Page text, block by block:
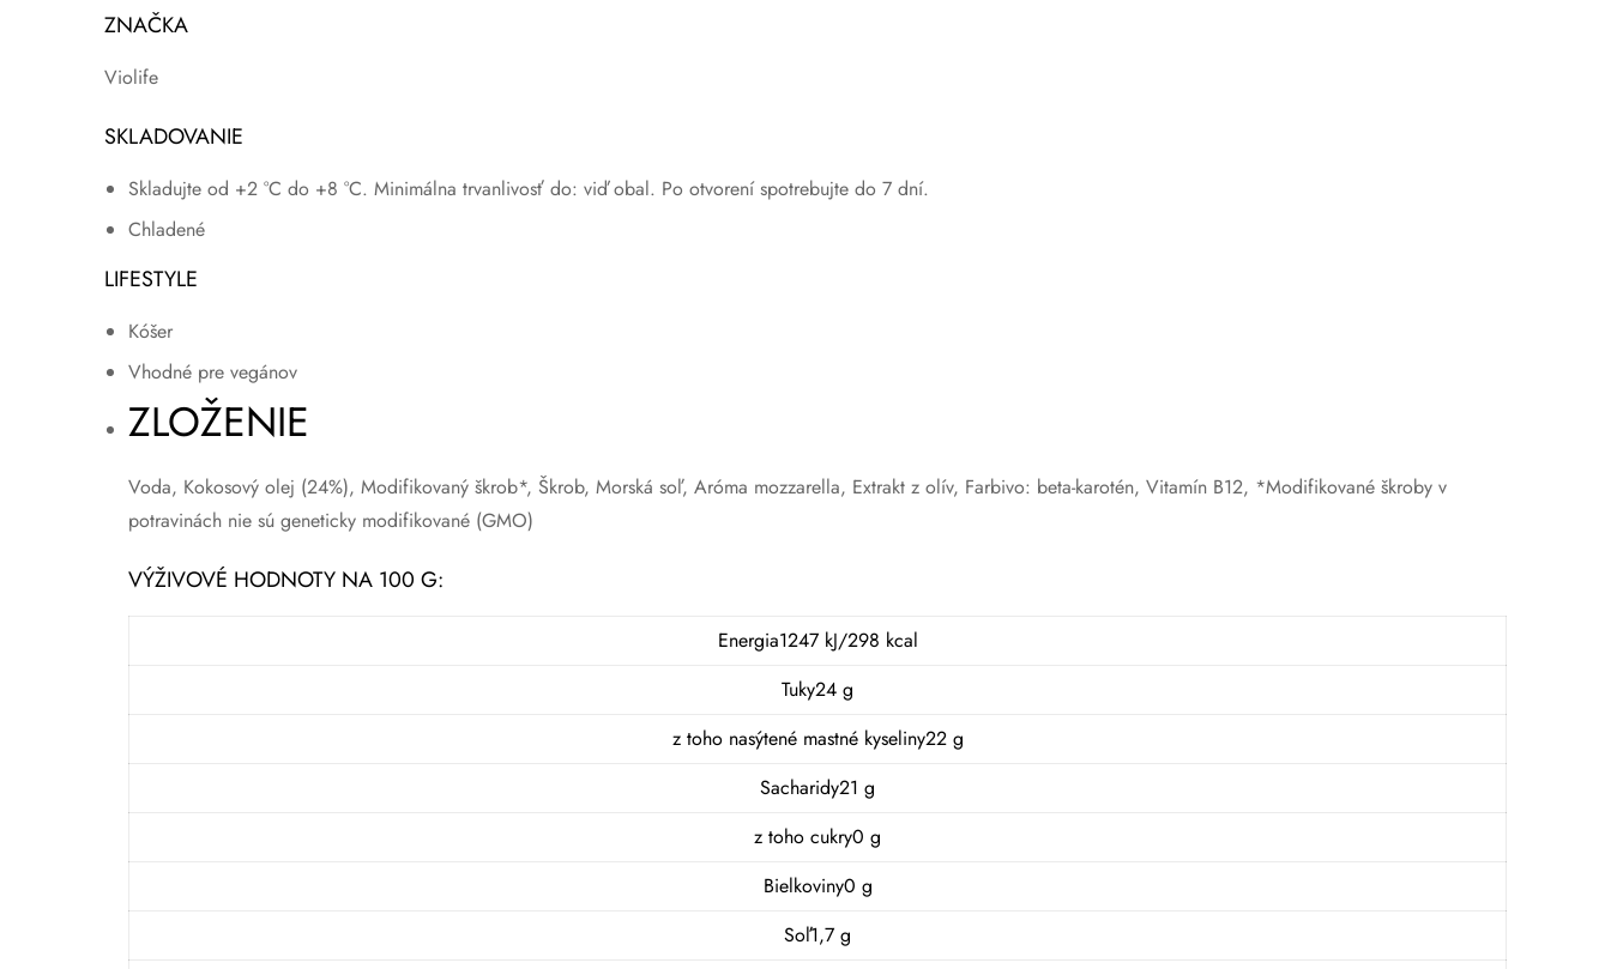
ZNAČKA
Violife
SKLADOVANIE
Skladujte od +2 °C do +8 °C. Minimálna trvanlivosť do: viď obal. Po otvorení spotrebujte do 7 dní.
Chladené
LIFESTYLE
Kóšer
Vhodné pre vegánov
ZLOŽENIE
Voda, Kokosový olej (24%), Modifikovaný škrob*, Škrob, Morská soľ, Aróma mozzarella, Extrakt z olív, Farbivo: beta-karotén, Vitamín B12, *Modifikované škroby v
potravinách nie sú geneticky modifikované (GMO)
VÝŽIVOVÉ HODNOTY NA 100 G:
Energia1247 kJ/298 kcal
Tuky24 g
z toho nasýtené mastné kyseliny22 g
Sacharidy21 g
z toho cukry0 g
Bielkoviny0 g
Soľ1,7 g